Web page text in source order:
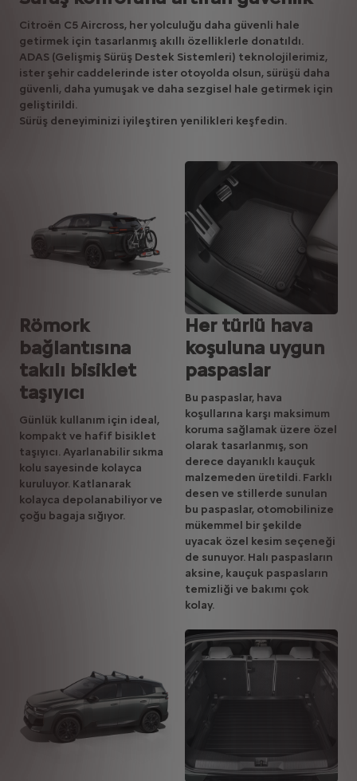
Citroën C5 Aircross, her yolculuğu daha güvenli hale
getirmek için tasarlanmış akıllı özelliklerle donatıldı.
ADAS (Gelişmiş Sürüş Destek Sistemleri) teknolojilerimiz,
ister şehir caddelerinde ister otoyolda olsun, sürüşü daha
güvenli, daha yumuşak ve daha sezgisel hale getirmek için
geliştirildi.
Sürüş deneyiminizi iyileştiren yenilikleri keşfedin.
Römork
bağlantısına
takılı bisiklet
taşıyıcı
Günlük kullanım için ideal,
kompakt ve hafif bisiklet
taşıyıcı. Ayarlanabilir sıkma
kolu sayesinde kolayca
kuruluyor. Katlanarak
kolayca depolanabiliyor ve
çoğu bagaja sığıyor.
Her türlü hava
koşuluna uygun
paspaslar
Bu paspaslar, hava
koşullarına karşı maksimum
koruma sağlamak üzere özel
olarak tasarlanmış, son
derece dayanıklı kauçuk
malzemeden üretildi. Farklı
desen ve stillerde sunulan
bu paspaslar, otomobilinize
mükemmel bir şekilde
uyacak özel kesim seçeneği
de sunuyor. Halı paspasların
aksine, kauçuk paspasların
temizliği ve bakımı çok
kolay.